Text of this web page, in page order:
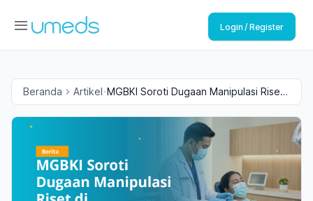
Login / Register
Beranda Artikel MGBKI Soroti Dugaan Manipulasi Riset
di Indonesia: Pelajaran Penting bagi
Mahasiswa Kedokteran Gigi